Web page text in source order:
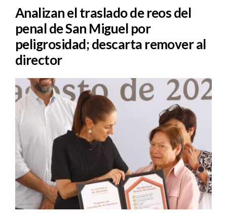
Analizan el traslado de reos del
penal de San Miguel por
peligrosidad; descarta remover al
director